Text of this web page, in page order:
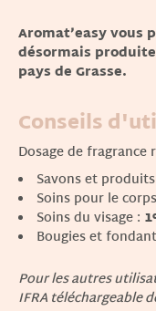
Aromat’easy vous
désormais
pays de Grasse.
Conseils
Dosage de
Savons et
Soins pour le
Soins du visage :
Bougies et
Pour les autres
IFRA téléchargeable